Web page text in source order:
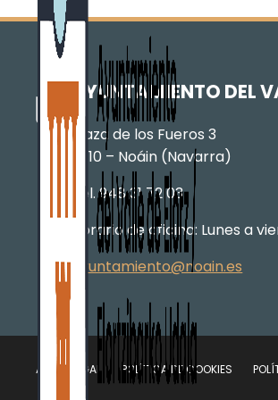
AYUNTAMIENTO DEL
Plaza de los Fueros 3
31110 – Noáin (Navarra)
Tel. 948 31 72 03
Horario de oficina: Lunes a
ayuntamiento@noain.es
AVISO LEGAL POLÍTICA DE COOKIES